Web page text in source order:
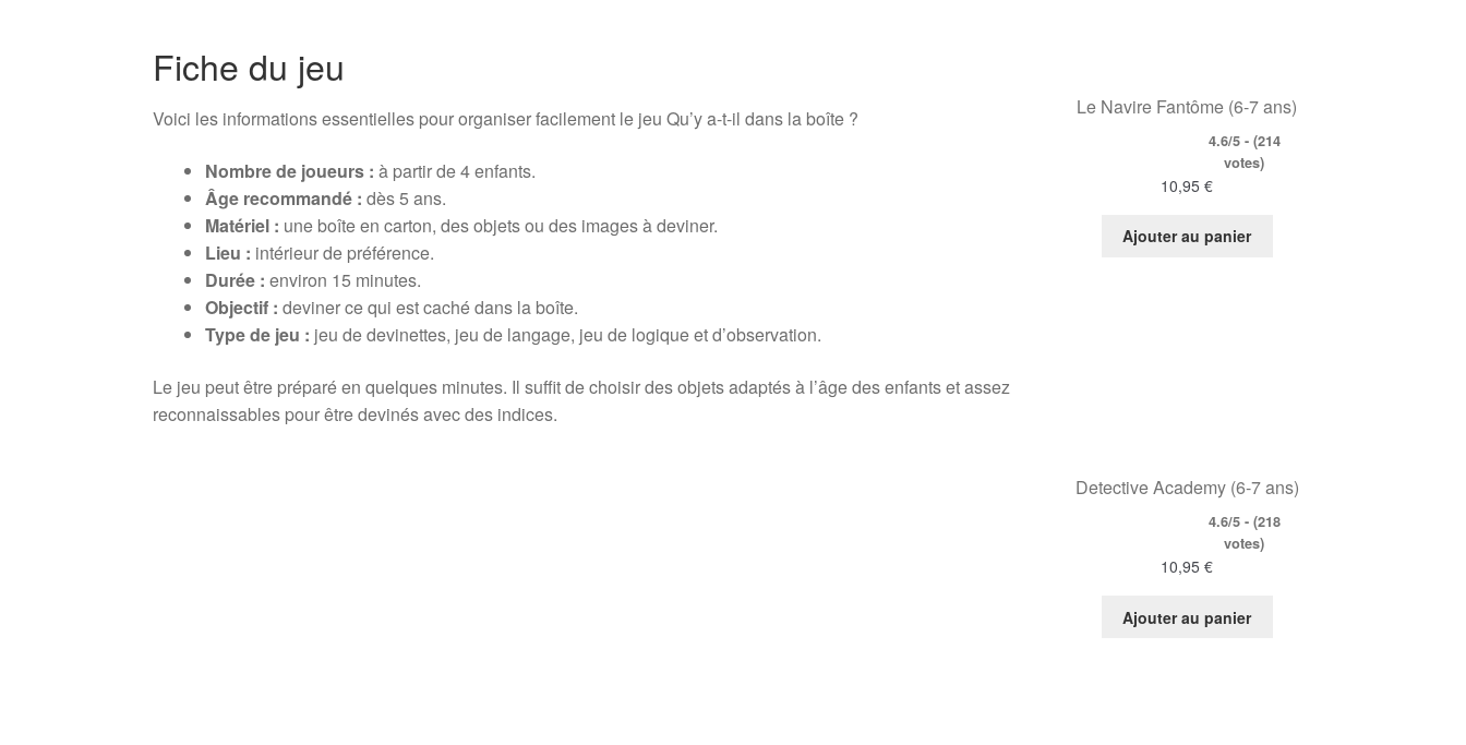
Fiche du jeu
Voici les informations essentielles pour organiser facilement le jeu Qu’y a-t-il dans la boîte ?
Nombre de joueurs : à partir de 4 enfants.
Âge recommandé : dès 5 ans.
Matériel : une boîte en carton, des objets ou des images à deviner.
Lieu : intérieur de préférence.
Durée : environ 15 minutes.
Objectif : deviner ce qui est caché dans la boîte.
Type de jeu : jeu de devinettes, jeu de langage, jeu de logique et d’observation.
Le jeu peut être préparé en quelques minutes. Il suffit de choisir des objets adaptés à l’âge des enfants et assez
reconnaissables pour être devinés avec des indices.
Le Navire Fantôme (6-7 ans)
4.6/5 - (214
votes)
10,95€
Ajouter au panier
Detective Academy (6-7 ans)
4.6/5 - (218
votes)
10,95€
Ajouter au panier